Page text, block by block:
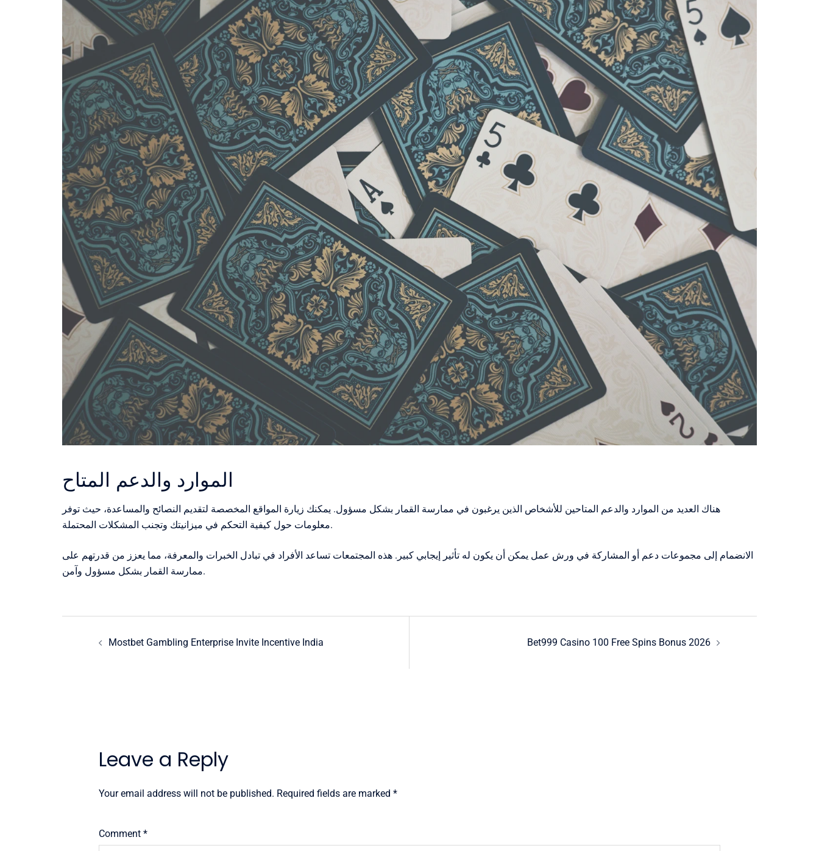
الموارد والدعم المتاح
هناك العديد من الموارد والدعم المتاحين للأشخاص الذين يرغبون في ممارسة القمار بشكل مسؤول. يمكنك زيارة المواقع المخصصة لتقديم النصائح والمساعدة، حيث توفر
معلومات حول كيفية التحكم في ميزانيتك وتجنب المشكلات المحتملة.
الانضمام إلى مجموعات دعم أو المشاركة في ورش عمل يمكن أن يكون له تأثير إيجابي كبير. هذه المجتمعات تساعد الأفراد في تبادل الخبرات والمعرفة، مما يعزز من قدرتهم على
ممارسة القمار بشكل مسؤول وآمن.
PostMostbet Gambling Enterprise Invite Incentive India Bet999 Casino 100 Free Spins Bonus 2026
Leave a Reply
Your email address will not be published. Required fields are marked *
Comment *